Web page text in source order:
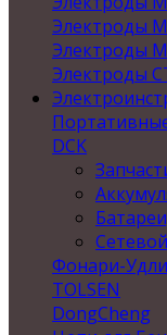
Электроды
Электроды
Электроды
DCK
Фонари-
TOLSEN
DongCheng